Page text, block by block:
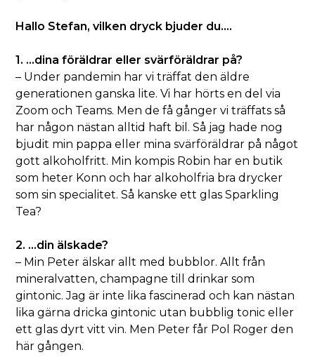
Hallo Stefan, vilken dryck bjuder du….
1. …dina föräldrar eller svärföräldrar på?
– Under pandemin har vi träffat den äldre
generationen ganska lite. Vi har hörts en del via
Zoom och Teams. Men de få gånger vi träffats så
har någon nästan alltid haft bil. Så jag hade nog
bjudit min pappa eller mina svärföräldrar på något
gott alkoholfritt. Min kompis Robin har en butik
som heter Konn och har alkoholfria bra drycker
som sin specialitet. Så kanske ett glas Sparkling
Tea?
2. …din älskade?
– Min Peter älskar allt med bubblor. Allt från
mineralvatten, champagne till drinkar som
gintonic. Jag är inte lika fascinerad och kan nästan
lika gärna dricka gintonic utan bubblig tonic eller
ett glas dyrt vitt vin. Men Peter får Pol Roger den
här gången.